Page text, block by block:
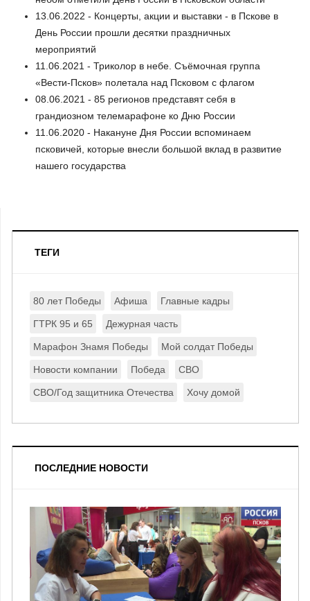
13.06.2022 - Концерты, акции и выставки - в Пскове в
День России прошли десятки праздничных
мероприятий
11.06.2021 - Триколор в небе. Съёмочная группа
«Вести-Псков» полетала над Псковом с флагом
08.06.2021 - 85 регионов представят себя в
грандиозном телемарафоне ко Дню России
11.06.2020 - Накануне Дня России вспоминаем
псковичей, которые внесли большой вклад в развитие
нашего государства
ТЕГИ
80 лет Победы Афиша Главные кадры
ГТРК 95 и 65 Дежурная часть
Марафон Знамя Победы Мой солдат Победы
Новости компании Победа СВО
СВО/Год защитника Отечества Хочу домой
ПОСЛЕДНИЕ НОВОСТИ